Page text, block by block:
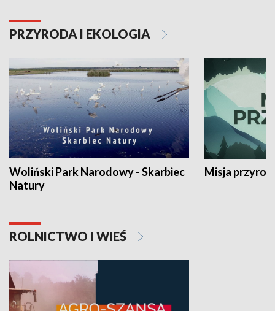
PRZYRODA I EKOLOGIA
Woliński Park Narodowy - Skarbiec
Natury
Misja
ROLNICTWO I WIEŚ